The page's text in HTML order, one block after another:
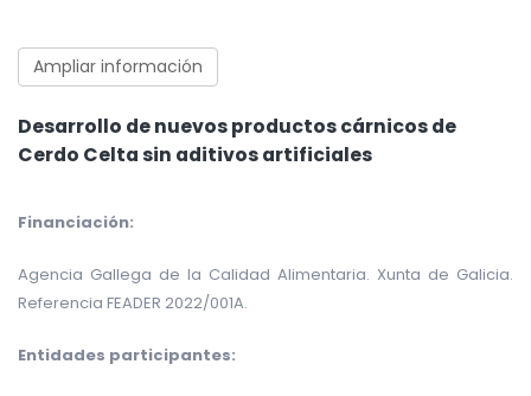
Ampliar información
Desarrollo de nuevos productos cárnicos de
Cerdo Celta sin aditivos artificiales
Financiación:
Agencia Gallega de la Calidad Alimentaria. Xunta de Galicia.
Referencia FEADER 2022/001A.
Entidades participantes: